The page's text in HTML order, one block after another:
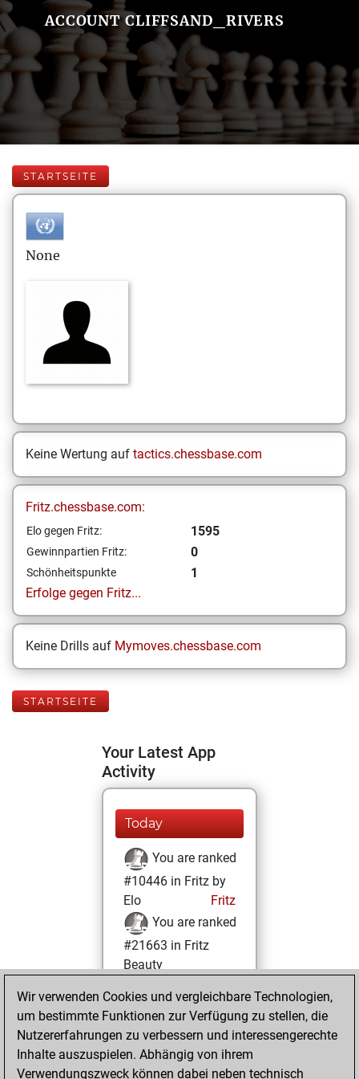
ACCOUNT CLIFFSAND_RIVERS
STARTSEITE
None
Keine Wertung auf tactics.chessbase.com
Fritz.chessbase.com:
Elo gegen Fritz: 1595
Gewinnpartien Fritz: 0
Schönheitspunkte
1
Erfolge gegen Fritz...
Keine Drills auf Mymoves.chessbase.com
STARTSEITE
Your Latest App
Activity
Today
You are ranked
#10446 in Fritz by
Elo
Fritz
You are ranked
#21663 in Fritz
Beauty
Donnerstag,
Dezember 10,
2020
You achieved a
Wir verwenden Cookies und vergleichbare Technologien,
um bestimmte Funktionen zur Verfügung zu stellen, die
Nutzererfahrungen zu verbessern und interessengerechte
Inhalte auszuspielen. Abhängig von ihrem
Verwendungszweck können dabei neben technisch